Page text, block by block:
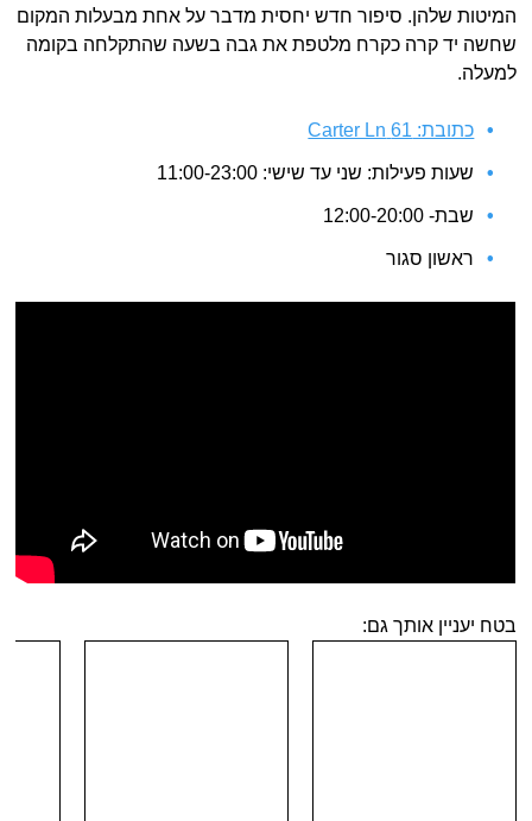
המיטות שלהן. סיפור חדש יחסית מדבר על אחת מבעלות המקום
שחשה יד קרה כקרח מלטפת את גבה בשעה שהתקלחה בקומה
למעלה.
כתובת: 61 Carter Ln
שעות פעילות: שני עד שישי: 11:00-23:00
שבת- 12:00-20:00
ראשון סגור
בטח יעניין אותך גם: